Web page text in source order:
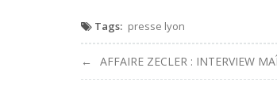
Tags: presse lyon
Navigation
AFFAIRE ZECLER : INTERVIEW